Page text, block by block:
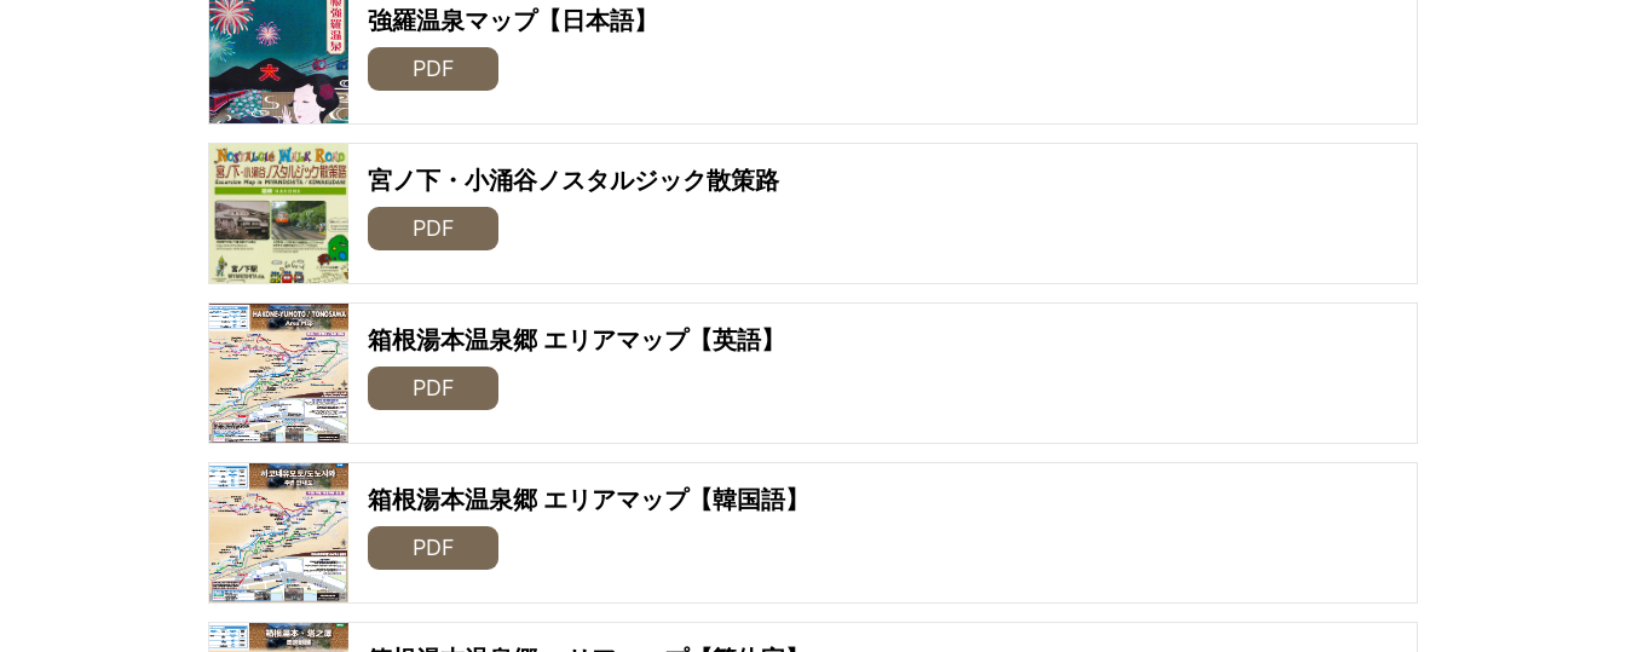
強羅温泉マップ【日本語】
PDF
宮ノ下・小涌谷ノスタルジック散策路
PDF
箱根湯本温泉郷 エリアマップ【英語】
PDF
箱根湯本温泉郷 エリアマップ【韓国語】
PDF